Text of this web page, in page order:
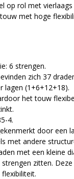
op rol met
met hoge
6 strengen.
zich 37
lagen (1+6+12+18).
het touw
4.
door een
met andere
met een kleine
zitten.